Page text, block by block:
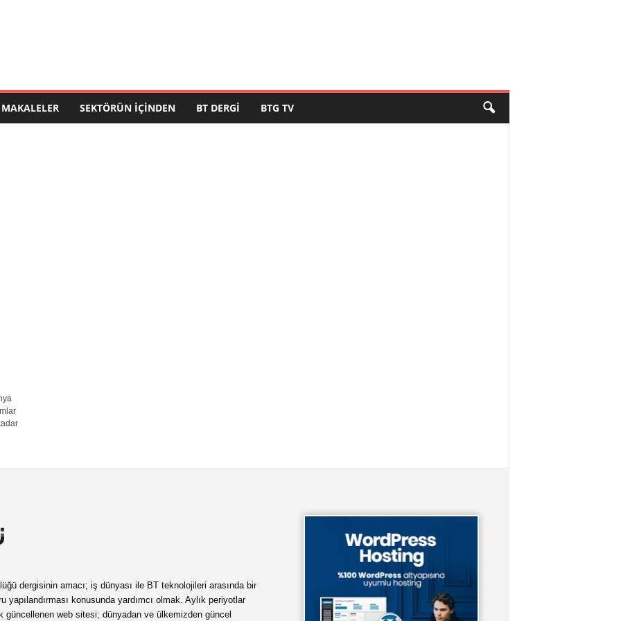
MAKALELER SEKTÖRÜN İÇINDEN BT DERGI BTG TV
dergisinin amacı; iş dünyası ile BT teknolojileri arasında bir
yapılandırması konusunda yardımcı olmak. Aylık periyotlar
güncellenen web sitesi; dünyadan ve ülkemizden güncel